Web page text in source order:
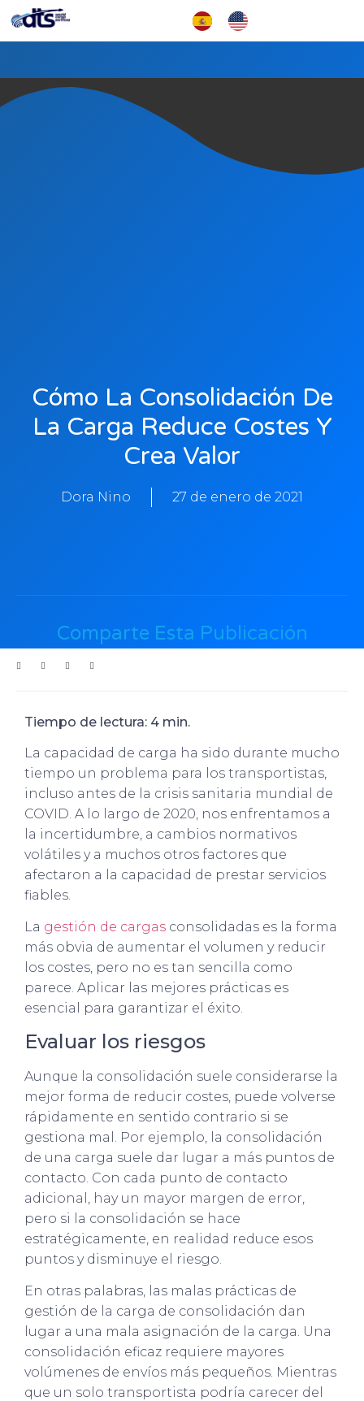
Cómo La Consolidación De
La Carga Reduce Costes Y
Crea Valor
Dora Nino 27 de enero de 2021
Comparte Esta Publicación
Tiempo de lectura: 4 min.
La capacidad de carga ha sido durante mucho
tiempo un problema para los transportistas,
incluso antes de la crisis sanitaria mundial de
COVID. A lo largo de 2020, nos enfrentamos a
la incertidumbre, a cambios normativos
volátiles y a muchos otros factores que
afectaron a la capacidad de prestar servicios
fiables.
La gestión de cargas consolidadas es la forma
más obvia de aumentar el volumen y reducir
los costes, pero no es tan sencilla como
parece. Aplicar las mejores prácticas es
esencial para garantizar el éxito.
Evaluar los riesgos
Aunque la consolidación suele considerarse la
mejor forma de reducir costes, puede volverse
rápidamente en sentido contrario si se
gestiona mal. Por ejemplo, la consolidación
de una carga suele dar lugar a más puntos de
contacto. Con cada punto de contacto
adicional, hay un mayor margen de error,
pero si la consolidación se hace
estratégicamente, en realidad reduce esos
puntos y disminuye el riesgo.
En otras palabras, las malas prácticas de
gestión de la carga de consolidación dan
lugar a una mala asignación de la carga. Una
consolidación eficaz requiere mayores
volúmenes de envíos más pequeños. Mientras
que un solo transportista podría carecer del